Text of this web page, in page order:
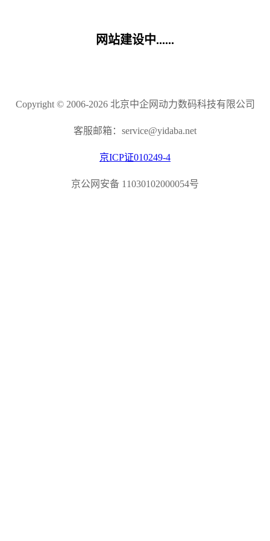
网站建设中......
Copyright © 2006-2026 北京中企网动力数码科技有限公司
客服邮箱：service@yidaba.net
京ICP证010249-4
京公网安备 11030102000054号